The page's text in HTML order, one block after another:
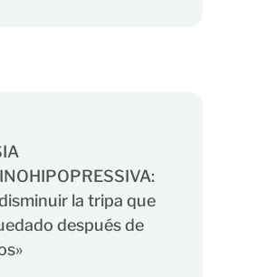
la tripa que
después de